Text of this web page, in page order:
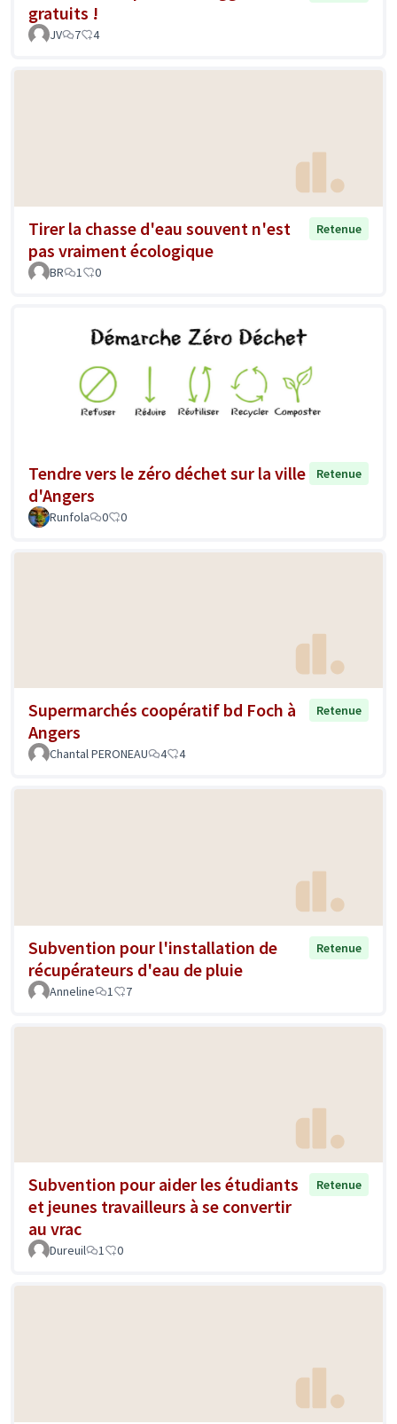
gratuits !
JV 7 4
Tirer la chasse d'eau souvent n'est
pas vraiment écologique
Retenue
BR 1 0
Tendre vers le zéro déchet sur la ville
d'Angers
Retenue
Runfola 0 0
Supermarchés coopératif bd Foch à
Angers
Retenue
Chantal PERONEAU 4 4
Subvention pour l'installation de
récupérateurs d'eau de pluie
Retenue
Anneline 1 7
Subvention pour aider les étudiants
et jeunes travailleurs à se convertir
au vrac
Retenue
Dureuil 1 0